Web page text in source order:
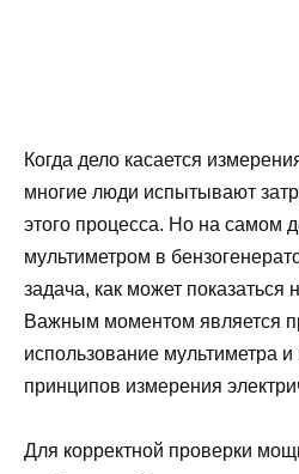
Когда дело касается
многие люди испытывают
этого процесса. Но на самом
мультиметром в
задача, как может показаться
Важным моментом является
использование мультиметра
принципов измерения
Для корректной проверки